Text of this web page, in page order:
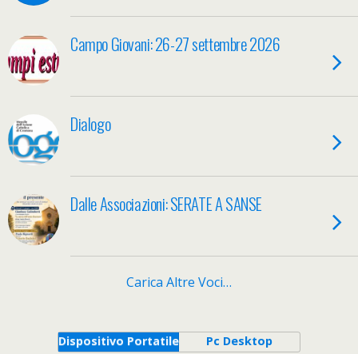
Campo Giovani: 26-27 settembre 2026
Dialogo
Dalle Associazioni: SERATE A SANSE
Carica Altre Voci…
Dispositivo Portatile Pc Desktop